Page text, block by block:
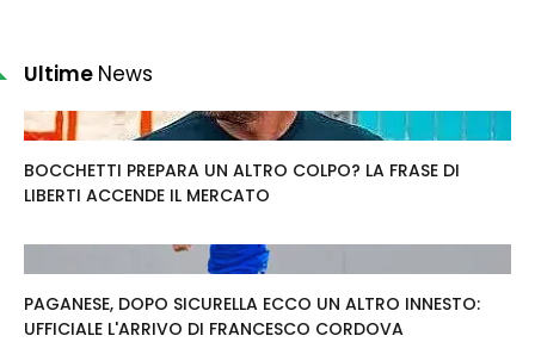
Ultime News
BOCCHETTI PREPARA UN ALTRO COLPO? LA FRASE DI
LIBERTI ACCENDE IL MERCATO
PAGANESE, DOPO SICURELLA ECCO UN ALTRO INNESTO:
UFFICIALE L'ARRIVO DI FRANCESCO CORDOVA